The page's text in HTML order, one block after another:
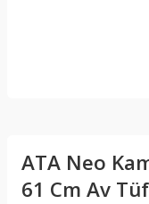
ATA Neo
61 Cm Av